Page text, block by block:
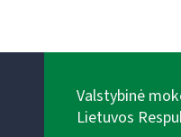
Valstybinė
Lietuvos